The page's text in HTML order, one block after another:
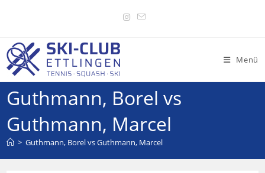
Menü
Guthmann, Borel vs
Guthmann, Marcel
> Guthmann, Borel vs Guthmann, Marcel